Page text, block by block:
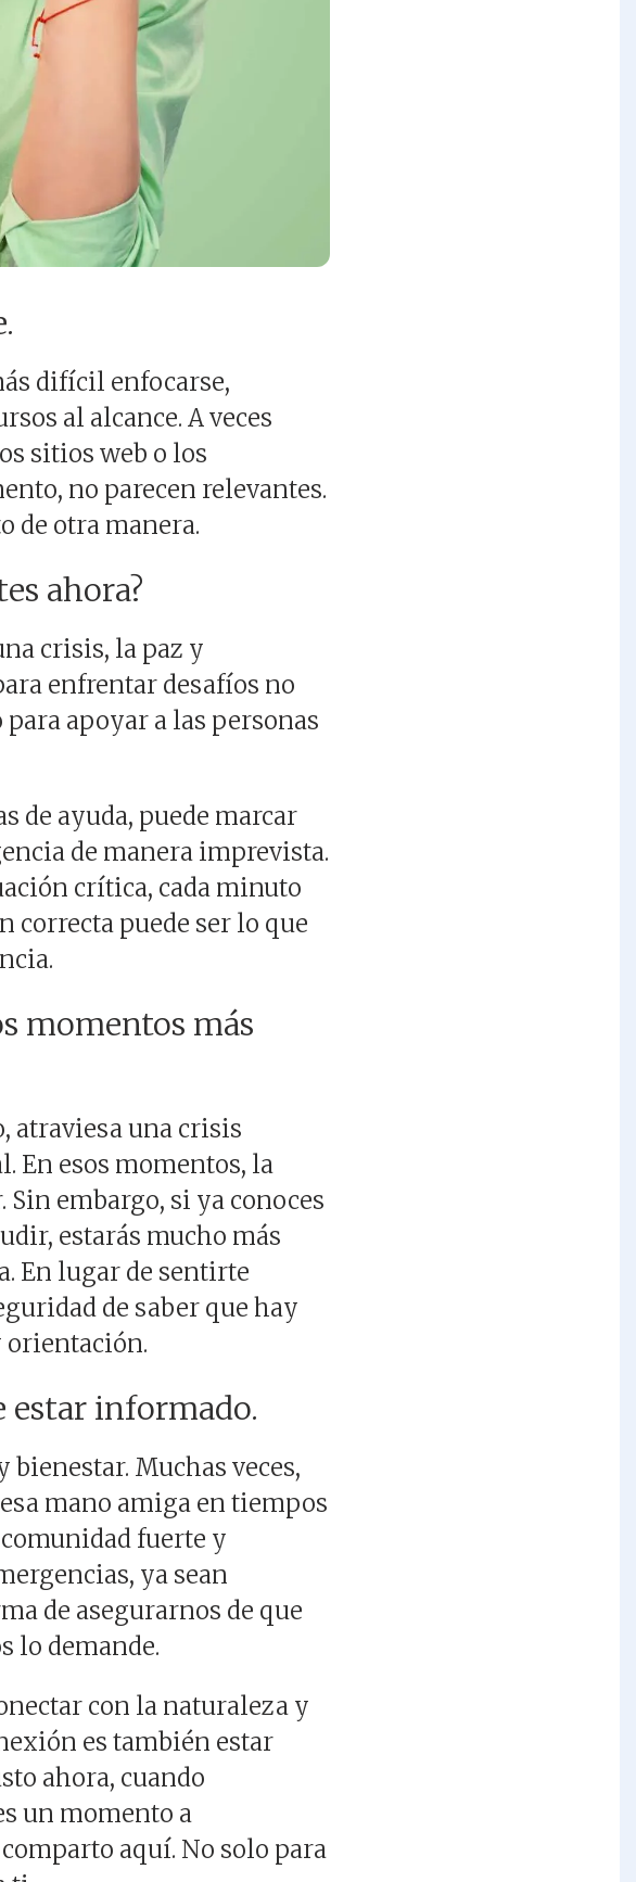
difícil enfocarse,
al alcance. A veces
sitios web o los
no parecen relevantes.
de otra manera.
ahora?
crisis, la paz y
enfrentar desafíos no
apoyar a las personas
de ayuda, puede marcar
de manera imprevista.
crítica, cada minuto
correcta puede ser lo que
momentos más
atraviesa una crisis
En esos momentos, la
embargo, si ya conoces
estarás mucho más
En lugar de sentirte
de saber que hay
orientación.
estar informado.
Muchas veces,
mano amiga en tiempos
comunidad fuerte y
ya sean
de asegurarnos de que
lo demande.
con la naturaleza y
es también estar
ahora, cuando
un momento a
aquí. No solo para